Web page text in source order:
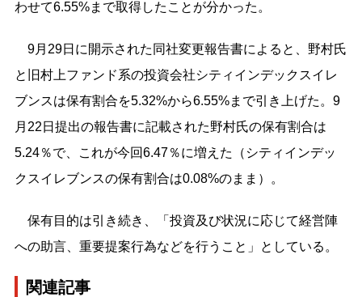
わせて6.55%まで取得したことが分かった。
9月29日に開示された同社変更報告書によると、野村氏
と旧村上ファンド系の投資会社シティインデックスイレ
ブンスは保有割合を5.32%から6.55%まで引き上げた。9
月22日提出の報告書に記載された野村氏の保有割合は
5.24％で、これが今回6.47％に増えた（シティインデッ
クスイレブンスの保有割合は0.08%のまま）。
保有目的は引き続き、「投資及び状況に応じて経営陣
への助言、重要提案行為などを行うこと」としている。
関連記事